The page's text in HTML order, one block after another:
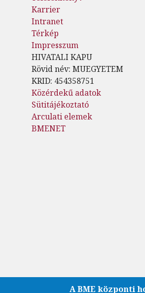
Karrier
Intranet
Térkép
Impresszum
HIVATALI KAPU
Rövid név: MUEGYETEM
KRID: 454358751
Közérdekű adatok
Sütitájékoztató
Arculati elemek
BMENET
A BME központi